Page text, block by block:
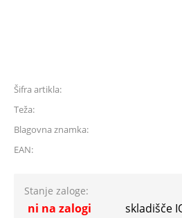
Šifra artikla:
Teža:
Blagovna znamka:
EAN:
Stanje zaloge:
ni na zalogi skladišče